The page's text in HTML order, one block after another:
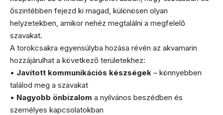
őszintébben fejezd ki magad, különösen olyan
helyzetekben, amikor nehéz megtalálni a megfelelő
szavakat.
A torokcsakra egyensúlyba hozása révén az akvamarin
hozzájárulhat a következő területekhez:
• Javított kommunikációs készségek – könnyebben
találod meg a szavakat
• Nagyobb önbizalom a nyilvános beszédben és
személyes kapcsolatokban